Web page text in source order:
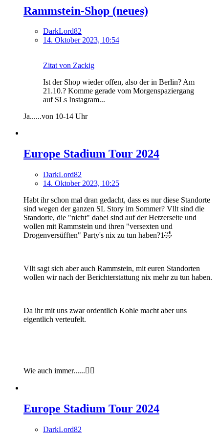
Rammstein-Shop (neues)
DarkLord82
14. Oktober 2023, 10:54
Zitat von Zackig
Ist der Shop wieder offen, also der in Berlin? Am
21.10.? Komme gerade vom Morgenspaziergang
auf SLs Instagram...
Ja......von 10-14 Uhr
Europe Stadium Tour 2024
DarkLord82
14. Oktober 2023, 10:25
Habt ihr schon mal dran gedacht, dass es nur diese Standorte
sind wegen der ganzen SL Story im Sommer? Vllt sind die
Standorte, die "nicht" dabei sind auf der Hetzerseite und
wollen mit Rammstein und ihren "versexten und
Drogenversüfften" Party's nix zu tun haben?1🤣
Vllt sagt sich aber auch Rammstein, mit euren Standorten
wollen wir nach der Berichterstattung nix mehr zu tun haben.
Da ihr mit uns zwar ordentlich Kohle macht aber uns
eigentlich verteufelt.
Wie auch immer......🤷‍♂️
Europe Stadium Tour 2024
DarkLord82